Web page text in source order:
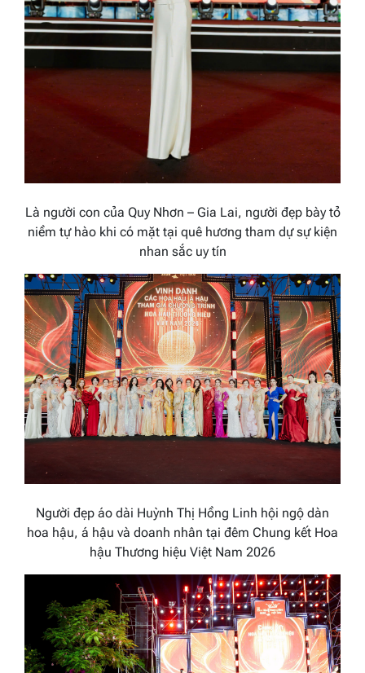
Là người con của Quy Nhơn – Gia Lai, người đẹp bày tỏ
niềm tự hào khi có mặt tại quê hương tham dự sự kiện
nhan sắc uy tín
Người đẹp áo dài Huỳnh Thị Hồng Linh hội ngộ dàn
hoa hậu, á hậu và doanh nhân tại đêm Chung kết Hoa
hậu Thương hiệu Việt Nam 2026